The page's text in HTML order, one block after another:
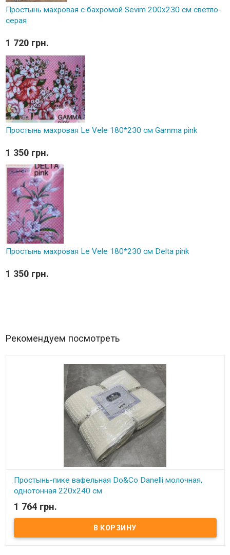
Простынь махровая с бахромой Sevim 200x230 см светло-
серая
1 720 грн.
Простынь махровая Le Vele 180*230 см Gamma pink
1 350 грн.
Простынь махровая Le Vele 180*230 см Delta pink
1 350 грн.
Рекомендуем посмотреть
Простынь-пике вафельная Do&Co Danelli молочная,
однотонная 220x240 см
В наличии
Простынь-пике вафельная Do&Co Danelli, однотонная 220x240 см
Размер: 220х240 см. Состав: вафельное полотно, 100% хлопок.
Упаковка: фирменная ПВХ Производитель: Do&Co (Турция).
1 764 грн.